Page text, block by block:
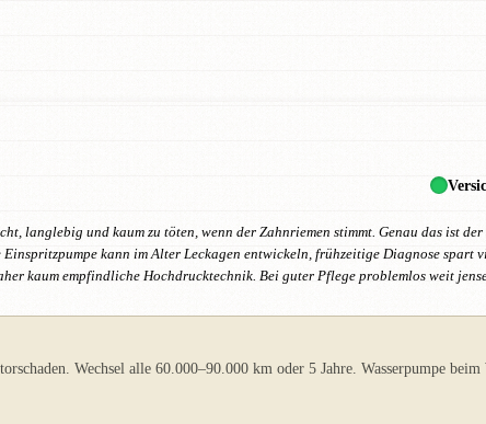
langlebig und kaum zu töten, wenn der Zahnriemen stimmt. Genau das ist
kann im Alter Leckagen entwickeln, frühzeitige Diagnose spart
kaum empfindliche Hochdrucktechnik. Bei guter Pflege problemlos weit
Wechsel alle 60.000–90.000 km oder 5 Jahre. Wasserpumpe